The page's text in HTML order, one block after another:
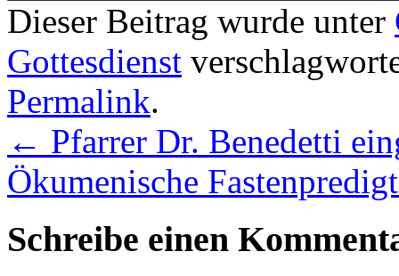
Dieser Beitrag wurde unter
Gottesdienst
Permalink.
← Pfarrer Dr. Benedetti
Ökumenische
Schreibe einen